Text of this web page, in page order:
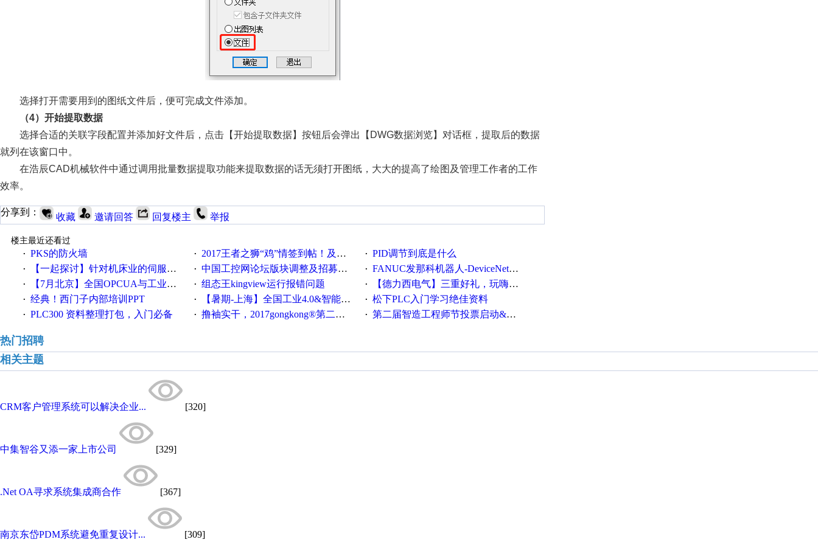
选择打开需要用到的图纸文件后，便可完成文件添加。
（4）开始提取数据
选择合适的关联字段配置并添加好文件后，点击【开始提取数据】按钮后会弹出【DWG数据浏览】对话框，提取后的数据
就列在该窗口中。
在浩辰CAD机械软件中通过调用批量数据提取功能来提取数据的话无须打开图纸，大大的提高了绘图及管理工作者的工作
效率。
分享到： 收藏 邀请回答 回复楼主 举报
楼主最近还看过
· PKS的防火墙 · 2017王者之狮“鸡”情签到帖！及时更新在线研讨会预告 · PID调节到底是什么
· 【一起探讨】针对机床业的伺服系统发展，您的期望是什么？ · 中国工控网论坛版块调整及招募版主公告 · FANUC发那科机器人-DeviceNet通信使用手册(中文)
· 【7月北京】全国OPCUA与工业互联技术培训班通知！ · 组态王kingview运行报错问题 · 【德力西电气】三重好礼，玩嗨夏日！
· 经典！西门子内部培训PPT · 【暑期-上海】全国工业4.0&智能制造高级培训班通知！ · 松下PLC入门学习绝佳资料
· PLC300 资料整理打包，入门必备 · 撸袖实干，2017gongkong®第二届智造工程师节正式起航！ · 第二届智造工程师节投票启动&周周有礼！
热门招聘
相关主题
CRM客户管理系统可以解决企业... [320]
中集智谷又添一家上市公司 [329]
.Net OA寻求系统集成商合作 [367]
南京东岱PDM系统避免重复设计... [309]